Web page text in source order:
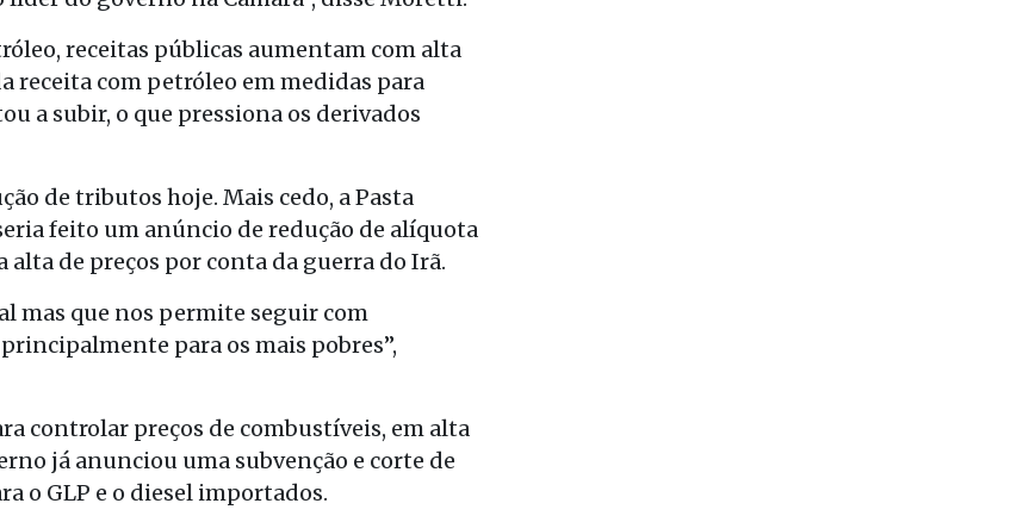
receitas públicas aumentam com alta
receita com petróleo em medidas para
a subir, o que pressiona os derivados
de tributos hoje. Mais cedo, a Pasta
feito um anúncio de redução de alíquota
de preços por conta da guerra do Irã.
mas que nos permite seguir com
para os mais pobres”,
controlar preços de combustíveis, em alta
já anunciou uma subvenção e corte de
o GLP e o diesel importados.